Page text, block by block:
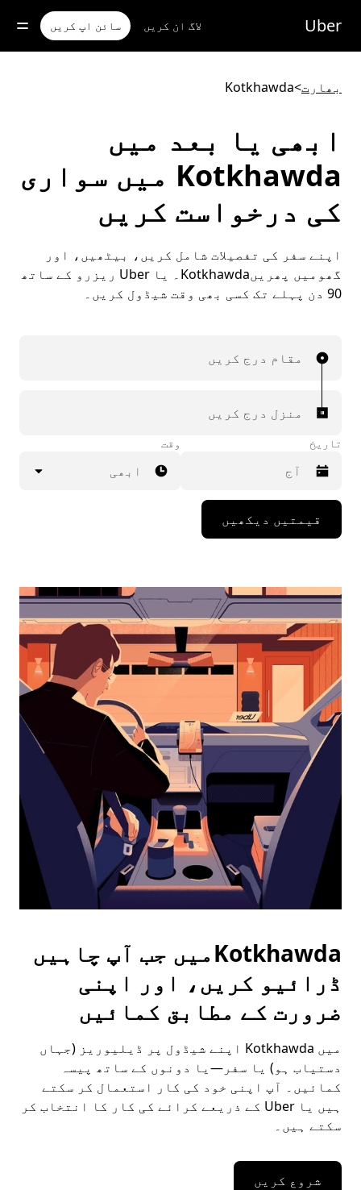
مواد
جائیں
Uber لاگ ان کریں سائن اپ کریں
بھارت>
Kotkhawda
ابھی یا بعد میں
Kotkhawda میں سواری
کی درخواست کریں
اپنے سفر کی تفصیلات شامل کریں، بیٹھیں، اور
گھومیں پھریںKotkhawda۔ یا Uber ریزرو کے ساتھ
90 دن پہلے تک کسی بھی وقت شیڈول کریں۔
مقام درج کریں
منزل درج کریں
تاریخ
Press
down
interact
the
calendar
and
select
a
date.
Press
the
escape
button
the
calendar.
وقت
ابھی
قیمتیں دیکھیں
Kotkhawdaمیں جب آپ چاہیں
ڈرائیو کریں، اور اپنی
ضرورت کے مطابق کمائیں
میں Kotkhawda اپنے شیڈول پر ڈیلیوریز (جہاں
دستیاب ہو) یا سفر—یا دونوں کے ساتھ پیسہ
کمائیں۔ آپ اپنی خود کی کار استعمال کر سکتے
ہیں یا Uber کے ذریعے کرائے کی کار کا انتخاب کر
سکتے ہیں۔
شروع کریں